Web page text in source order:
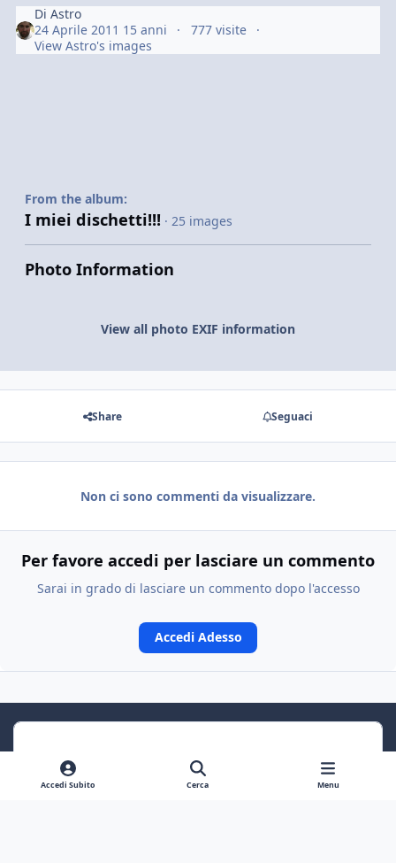
DiAstro
24 Aprile 2011 15 anni
777 visite
View Astro's images
From the album:
I miei dischetti!!! · 25 images
Photo Information
View all photo EXIF information
Share Seguaci
Non ci sono commenti da visualizzare.
Per favore accedi per lasciare un commento
Sarai in grado di lasciare un commento dopo l'accesso
Accedi Adesso
Accedi Subito Cerca Menu